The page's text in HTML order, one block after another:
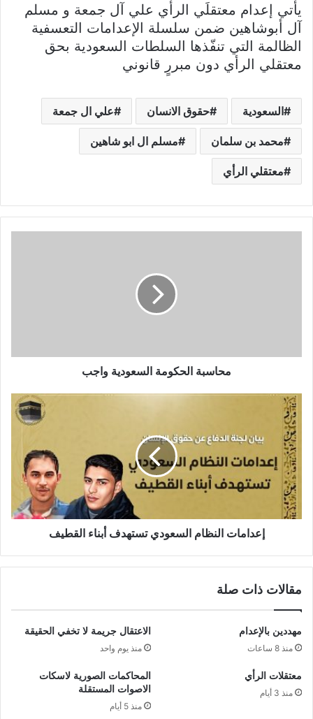
يأتي إعدام معتقلَي الرأي علي آل جمعة و مسلم
آل أبوشاهين ضمن سلسلة الإعدامات التعسفية
الظالمة التي تنفّذها السلطات السعودية بحق
معتقلي الرأي دون مبررٍ قانوني
السعودية حقوق الانسان علي ال جمعة
محمد بن سلمان مسلم ال ابو شاهين
معتقلي الرأي
محاسبة الحكومة السعودية واجب
إعدامات النظام السعودي تستهدف أبناء القطيف
مقالات ذات صلة
مهددين بالإعدام
منذ 8 ساعات
الاعتقال جريمة لا تخفي الحقيقة
منذ يوم واحد
معتقلات الرأي
منذ 3 أيام
المحاكمات الصورية لاسكات
الاصوات المستقلة
منذ 5 أيام